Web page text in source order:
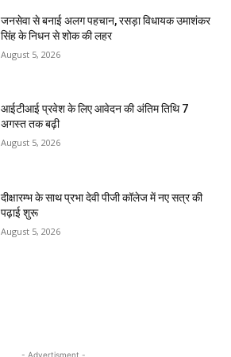
जनसेवा से बनाई अलग पहचान, रसड़ा विधायक उमाशंकर
सिंह के निधन से शोक की लहर
August 5, 2026
आईटीआई प्रवेश के लिए आवेदन की अंतिम तिथि 7
अगस्त तक बढ़ी
August 5, 2026
दीक्षारम्भ के साथ प्रभा देवी पीजी कॉलेज में नए सत्र की
पढ़ाई शुरू
August 5, 2026
- Advertisment -